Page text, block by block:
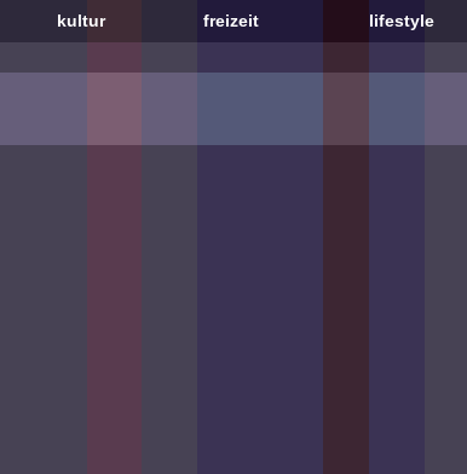
kultur freizeit lifestyle